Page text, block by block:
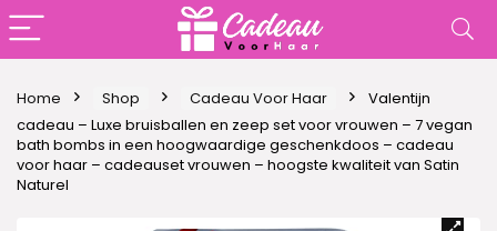
Home Shop Cadeau Voor Haar
Valentijn
cadeau – Luxe bruisballen en zeep set voor vrouwen – 7 vegan
bath bombs in een hoogwaardige geschenkdoos – cadeau
voor haar – cadeauset vrouwen – hoogste kwaliteit van Satin
Naturel